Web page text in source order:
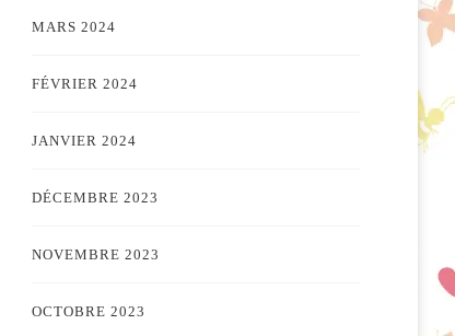
MARS 2024
FÉVRIER 2024
JANVIER 2024
DÉCEMBRE 2023
NOVEMBRE 2023
OCTOBRE 2023